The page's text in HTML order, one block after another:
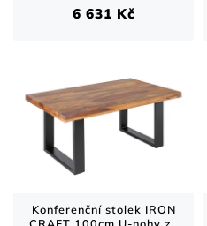
6 631 Kč
Konferenční stolek IRON